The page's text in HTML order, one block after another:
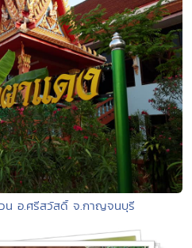
น อ.ศรีสวัสดิ์ จ.กาญจนบุรี